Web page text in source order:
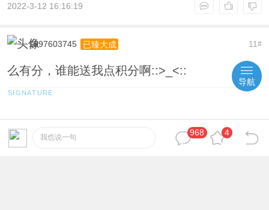
2022-3-12 16:16:19
11#
1397603745 已臻大成
么有分，谁能送我点积分啊::>_<::
2022-3-12 16:20:56
我也说一句
968 4
导航